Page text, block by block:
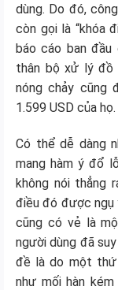
dùng. Do đó,
còn gọi là “khóa
báo cáo ban
thân bộ xử lý đồ
nóng chảy cũng
1.599 USD của họ.
Có thể dễ dàng
mang hàm ý đổ
không nói thẳng
điều đó được ngụ
cũng có vẻ là
người dùng đã
đề là do một thứ
như mối hàn